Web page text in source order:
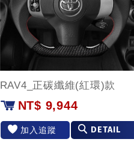
RAV4_正碳纖維(紅環)款
NT$ 9,944
加入追蹤 DETAIL